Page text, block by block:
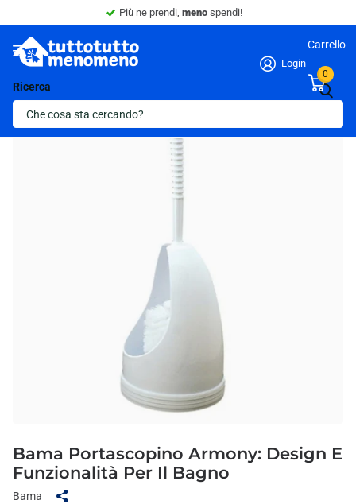
Più ne prendi, meno spendi!
Ricerca
Login
Carrello
0
Bama Portascopino Armony: Design E
Funzionalità Per Il Bagno
Bama